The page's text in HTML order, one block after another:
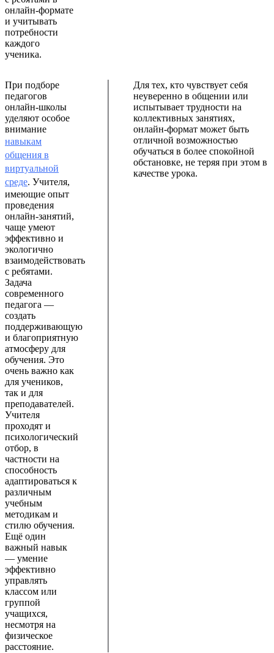
онлайн-формате
и учитывать
потребности
каждого
ученика.
При подборе
педагогов
онлайн-школы
уделяют особое
внимание
навыкам
общения в
виртуальной
среде. Учителя,
имеющие опыт
проведения
онлайн-занятий,
чаще умеют
эффективно и
экологично
взаимодействовать
с ребятами.
Задача
современного
педагога —
создать
поддерживающую
и благоприятную
атмосферу для
обучения. Это
очень важно как
для учеников,
так и для
преподавателей.
Учителя
проходят и
психологический
отбор, в
частности на
способность
адаптироваться к
различным
учебным
методикам и
стилю обучения.
Ещё один
важный навык
— умение
эффективно
управлять
классом или
группой
учащихся,
несмотря на
физическое
расстояние.
Для тех, кто чувствует себя
неуверенно в общении или
испытывает трудности на
коллективных занятиях,
онлайн-формат может быть
отличной возможностью
обучаться в более спокойной
обстановке, не теряя при этом в
качестве урока.